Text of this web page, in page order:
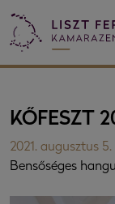
KŐFESZT
2021. augusztus 5.
Bensőséges